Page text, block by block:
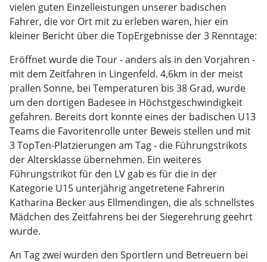
vielen guten Einzelleistungen unserer badischen
Fahrer, die vor Ort mit zu erleben waren, hier ein
kleiner Bericht über die TopErgebnisse der 3 Renntage:
Eröffnet wurde die Tour - anders als in den Vorjahren -
mit dem Zeitfahren in Lingenfeld. 4,6km in der meist
prallen Sonne, bei Temperaturen bis 38 Grad, wurde
um den dortigen Badesee in Höchstgeschwindigkeit
gefahren. Bereits dort konnte eines der badischen U13
Teams die Favoritenrolle unter Beweis stellen und mit
3 TopTen-Platzierungen am Tag - die Führungstrikots
der Altersklasse übernehmen. Ein weiteres
Führungstrikot für den LV gab es für die in der
Kategorie U15 unterjährig angetretene Fahrerin
Katharina Becker aus Ellmendingen, die als schnellstes
Mädchen des Zeitfahrens bei der Siegerehrung geehrt
wurde.
An Tag zwei wurden den Sportlern und Betreuern bei